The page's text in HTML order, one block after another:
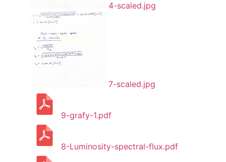
4-scaled.jpg
7-scaled.jpg
9-grafy-1.pdf
8-Luminosity-spectral-flux.pdf